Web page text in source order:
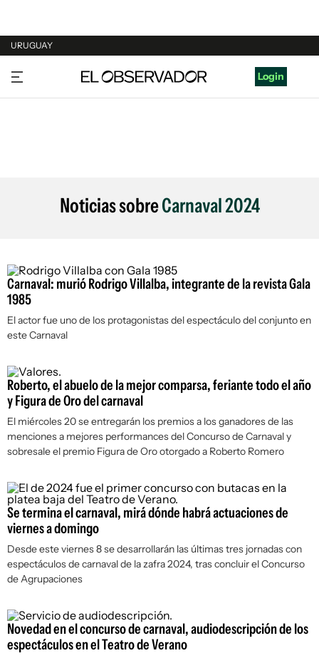
URUGUAY
URUGUAY
ARGENTINA
Login
Noticias sobreCarnaval 2024
Carnaval: murió Rodrigo Villalba, integrante de la revista Gala
1985
El actor fue uno de los protagonistas del espectáculo del conjunto en
este Carnaval
Roberto, el abuelo de la mejor comparsa, feriante todo el año
y Figura de Oro del carnaval
El miércoles 20 se entregarán los premios a los ganadores de las
menciones a mejores performances del Concurso de Carnaval y
sobresale el premio Figura de Oro otorgado a Roberto Romero
Se termina el carnaval, mirá dónde habrá actuaciones de
viernes a domingo
Desde este viernes 8 se desarrollarán las últimas tres jornadas con
espectáculos de carnaval de la zafra 2024, tras concluir el Concurso
de Agrupaciones
Novedad en el concurso de carnaval, audiodescripción de los
espectáculos en el Teatro de Verano